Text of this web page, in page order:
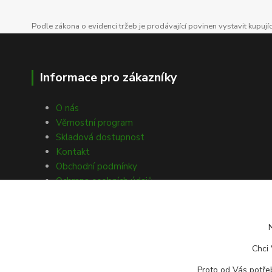
Podle zákona o evidenci tržeb je prodávající povinen vystavit
Informace pro zákazníky
O nás
Věrnostní program
Skladová dostupnost
Kontakt
Obchodní podmínky
Ochrana osobních údajů
Chci